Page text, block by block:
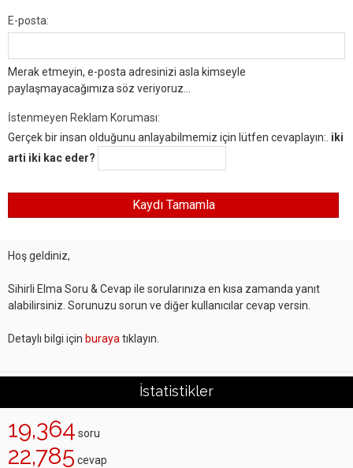
E-posta:
Merak etmeyin, e-posta adresinizi asla kimseyle
paylaşmayacağımıza söz veriyoruz...
İstenmeyen Reklam Koruması:
Gerçek bir insan olduğunu anlayabilmemiz için lütfen cevaplayın:. iki
arti iki kac eder?
Hoş geldiniz,
Sihirli Elma Soru & Cevap ile sorularınıza en kısa zamanda yanıt
alabilirsiniz. Sorunuzu sorun ve diğer kullanıcılar cevap versin.
Detaylı bilgi için buraya tıklayın.
İstatistikler
19,364 soru
22,785 cevap